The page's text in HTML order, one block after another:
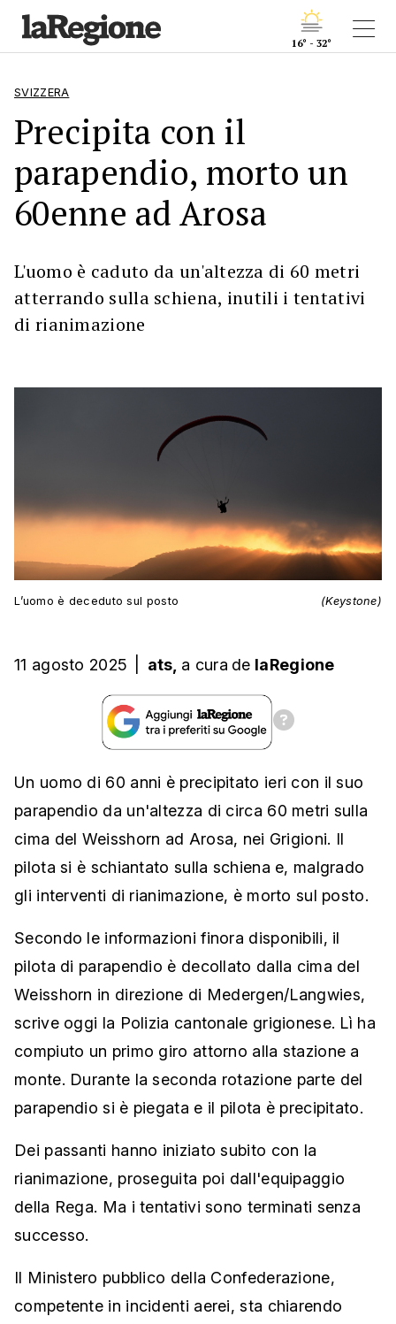
16° - 32°
SVIZZERA
Precipita con il
parapendio, morto un
60enne ad Arosa
L'uomo è caduto da un'altezza di 60 metri
atterrando sulla schiena, inutili i tentativi
di rianimazione
L’uomo è deceduto sul posto (Keystone)
11 agosto 2025 ats, a cura de laRegione
Un uomo di 60 anni è precipitato ieri con il suo
parapendio da un'altezza di circa 60 metri sulla
cima del Weisshorn ad Arosa, nei Grigioni. Il
pilota si è schiantato sulla schiena e, malgrado
gli interventi di rianimazione, è morto sul posto.
Secondo le informazioni finora disponibili, il
pilota di parapendio è decollato dalla cima del
Weisshorn in direzione di Medergen/Langwies,
scrive oggi la Polizia cantonale grigionese. Lì ha
compiuto un primo giro attorno alla stazione a
monte. Durante la seconda rotazione parte del
parapendio si è piegata e il pilota è precipitato.
Dei passanti hanno iniziato subito con la
rianimazione, proseguita poi dall'equipaggio
della Rega. Ma i tentativi sono terminati senza
successo.
Il Ministero pubblico della Confederazione,
competente in incidenti aerei, sta chiarendo